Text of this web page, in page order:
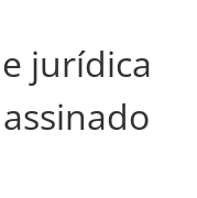
jurídica